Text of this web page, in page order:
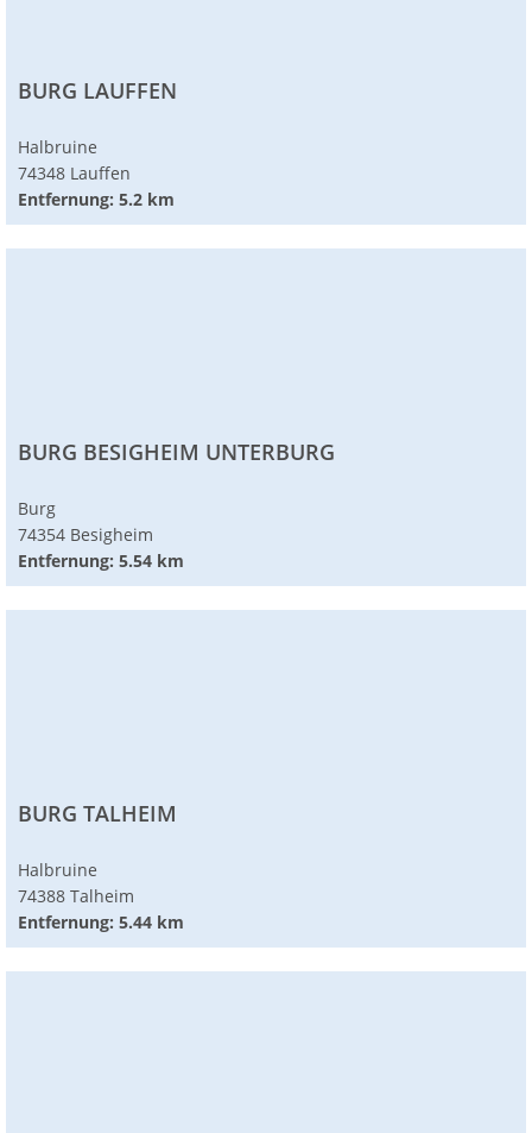
BURG LAUFFEN
Halbruine
74348 Lauffen
Entfernung: 5.2 km
BURG BESIGHEIM UNTERBURG
Burg
74354 Besigheim
Entfernung: 5.54 km
BURG TALHEIM
Halbruine
74388 Talheim
Entfernung: 5.44 km